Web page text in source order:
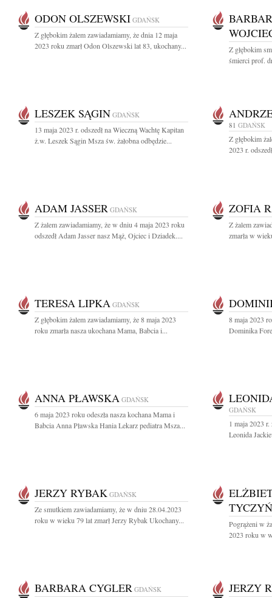
ODON OLSZEWSKI GDAŃSK
Z głębokim żalem zawiadamiamy, że dnia 12 maja
2023 roku zmarł Odon Olszewski lat 83, ukochany...
Z głębokim
śmierci prof.
LESZEK SĄGIN GDAŃSK
13 maja 2023 r. odszedł na Wieczną Wachtę Kapitan
ż.w. Leszek Sągin Msza św. żałobna odbędzie...
81 GDAŃSK
Z głębokim
2023 r.
ADAM JASSER GDAŃSK
Z żalem zawiadamiamy, że w dniu 4 maja 2023 roku
odszedł Adam Jasser nasz Mąż, Ojciec i Dziadek....
ZOFIA
Z żalem
zmarła w
TERESA LIPKA GDAŃSK
Z głębokim żalem zawiadamiamy, że 8 maja 2023
roku zmarła nasza ukochana Mama, Babcia i...
8 maja 2023
Dominika
ANNA PŁAWSKA GDAŃSK
6 maja 2023 roku odeszła nasza kochana Mama i
Babcia Anna Pławska Hania Lekarz pediatra Msza...
GDAŃSK
1 maja 2023
Leonida
JERZY RYBAK GDAŃSK
Ze smutkiem zawiadamiamy, że w dniu 28.04.2023
roku w wieku 79 lat zmarł Jerzy Rybak Ukochany...
Pogrążeni w
2023 roku w
BARBARA CYGLER GDAŃSK JERZY